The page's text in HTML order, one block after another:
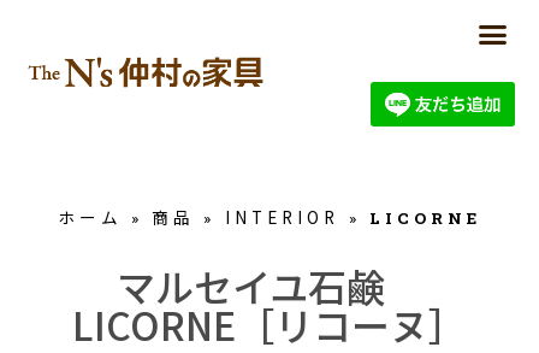
ホーム » 商品 » INTERIOR » LICORNE
マルセイユ石鹸
LICORNE［リコーヌ］